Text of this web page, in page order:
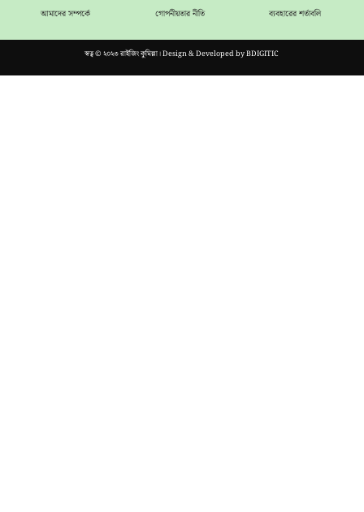
আমাদের সম্পর্কে গোপনীয়তার নীতি ব্যবহারের শর্তাবলি
স্বত্ব © ২০২৩ রাইজিং কুমিল্লা। Design & Developed byBDIGITIC